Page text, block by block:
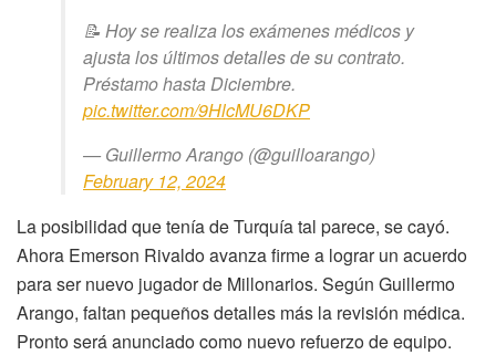
📝 Hoy se realiza los exámenes médicos y
ajusta los últimos detalles de su contrato.
Préstamo hasta Diciembre.
pic.twitter.com/9HlcMU6DKP
— Guillermo Arango (@guilloarango)
February 12, 2024
La posibilidad que tenía de Turquía tal parece, se cayó.
Ahora Emerson Rivaldo avanza firme a lograr un acuerdo
para ser nuevo jugador de Millonarios. Según Guillermo
Arango, faltan pequeños detalles más la revisión médica.
Pronto será anunciado como nuevo refuerzo de equipo.